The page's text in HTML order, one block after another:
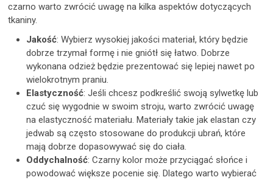
czarno warto zwrócić uwagę na kilka aspektów dotyczących
tkaniny.
Jakość: Wybierz wysokiej jakości materiał, który będzie
dobrze trzymał formę i nie gniótł się łatwo. Dobrze
wykonana odzież będzie prezentować się lepiej nawet po
wielokrotnym praniu.
Elastyczność: Jeśli chcesz podkreślić swoją sylwetkę lub
czuć się wygodnie w swoim stroju, warto zwrócić uwagę
na elastyczność materiału. Materiały takie jak elastan czy
jedwab są często stosowane do produkcji ubrań, które
mają dobrze dopasowywać się do ciała.
Oddychalność: Czarny kolor może przyciągać słońce i
powodować większe pocenie się. Dlatego warto wybierać